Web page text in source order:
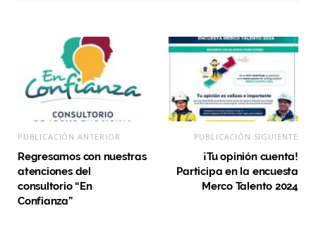
PUBLICACIÓN ANTERIOR
Regresamos con nuestras
atenciones del
consultorio “En
Confianza”
PUBLICACIÓN SIGUIENTE
¡Tu opinión cuenta!
Participa en la encuesta
Merco Talento 2024